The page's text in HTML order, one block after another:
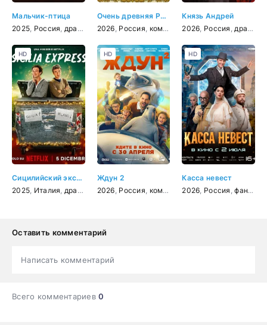
Мальчик-птица
2025 Россия драма
Очень древняя Русь
2026 Россия комедия
Князь Андрей
2026 Россия драма
Сицилийский экспресс
2025 Италия драма комедия
HD
Ждун 2
2026 Россия комедия ,семейный,фэнтези
HD
Касса невест
2026 Россия ,фантастика
HD
Оставить комментарий
Написать комментарий
Всего комментариев0